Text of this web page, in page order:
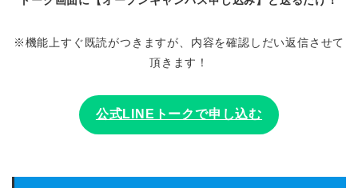
※機能上すぐ既読がつきますが、内容を確認しだい返信させて
頂きます！
公式LINEトークで申し込む